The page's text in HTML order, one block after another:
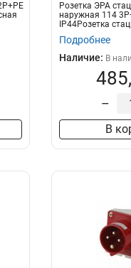
Розетка ЭРА
наружная 114
IP44Розетка
наружная 3Р+РЕ
Подробнее
Наличие: В
–
В